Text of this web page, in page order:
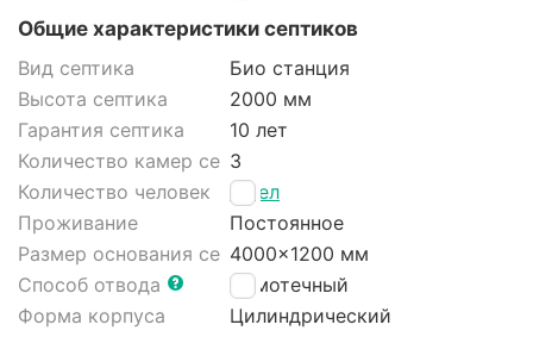
Общие характеристики септиков
Вид септика
Био станция
Высота септика
2000 мм
Гарантия септика
10 лет
Количество камер септика
3
Количество человек
8 чел
Проживание
Постоянное
Размер основания септика4000x1200 мм
Способ отвода
Самотечный
Форма корпуса
Цилиндрический